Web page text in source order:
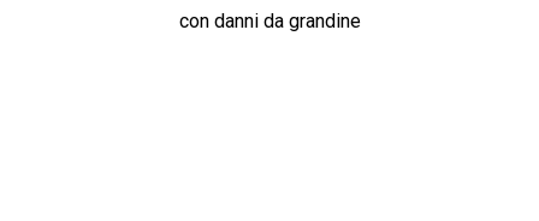
con danni da grandine